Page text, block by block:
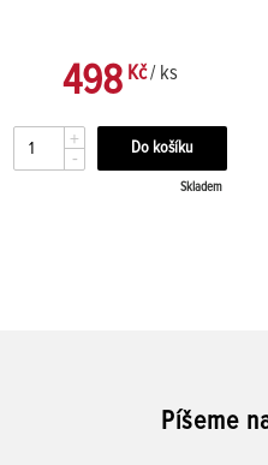
498Kč/ ks
+
-
Skladem
Píšeme